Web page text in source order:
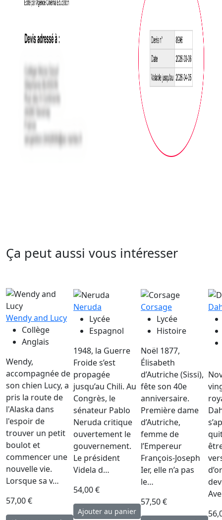
Ça peut aussi vous intéresser
Wendy and Lucy
Collège
Anglais
Wendy,
accompagnée de
son chien Lucy, a
pris la route de
l'Alaska dans
l'espoir de
trouver un petit
boulot et
commencer une
nouvelle vie.
Lorsque sa v…
57,00 €
Neruda
Lycée
Espagnol
1948, la Guerre
Froide s’est
propagée
jusqu’au Chili. Au
Congrès, le
sénateur Pablo
Neruda critique
ouvertement le
gouvernement.
Le président
Videla d…
54,00 €
Corsage
Lycée
Histoire
Noël 1877,
Élisabeth
d’Autriche (Sissi),
fête son 40e
anniversaire.
Première dame
d’Autriche,
femme de
l’Empereur
François-Joseph
Ier, elle n’a pas
le…
57,50 €